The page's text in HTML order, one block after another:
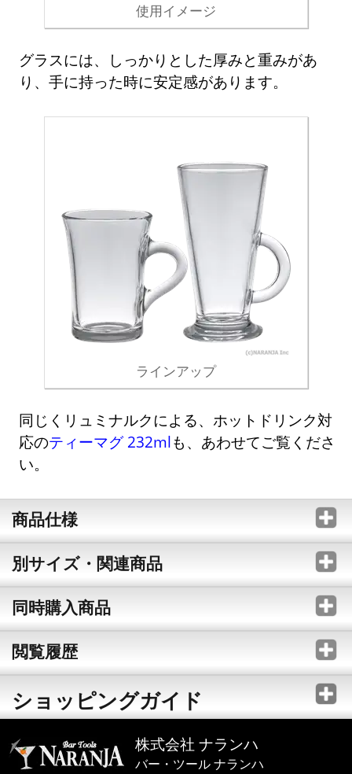
使用イメージ
グラスには、しっかりとした厚みと重みがあ
り、手に持った時に安定感があります。
ラインアップ
同じくリュミナルクによる、ホットドリンク対
応のティーマグ 232mlも、あわせてご覧くださ
い。
商品仕様
別サイズ・関連商品
同時購入商品
閲覧履歴
ショッピングガイド
株式会社 ナランハ
バー・ツール ナランハ